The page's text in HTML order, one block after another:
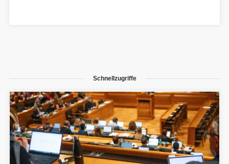
Schnellzugriffe